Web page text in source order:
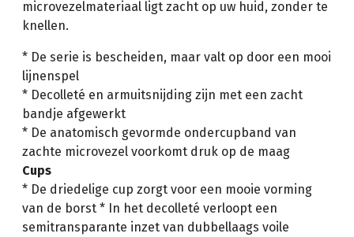
microvezelmateriaal ligt zacht op uw huid, zonder te
knellen.
* De serie is bescheiden, maar valt op door een mooi
lijnenspel
* Decolleté en armuitsnijding zijn met een zacht
bandje afgewerkt
* De anatomisch gevormde ondercupband van
zachte microvezel voorkomt druk op de maag
Cups
* De driedelige cup zorgt voor een mooie vorming
van de borst * In het decolleté verloopt een
semitransparante inzet van dubbellaags voile